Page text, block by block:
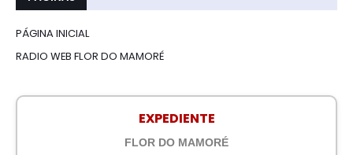
PÁGINA INICIAL
RADIO WEB FLOR DO MAMORÉ
EXPEDIENTE
FLOR DO MAMORÉ